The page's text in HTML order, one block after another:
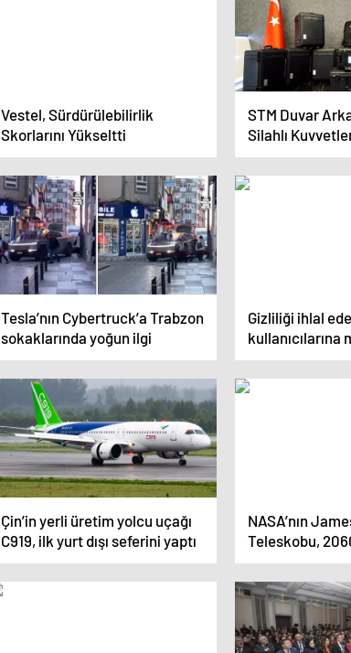
Vestel, Sürdürülebilirlik
Skorlarını Yükseltti
STM Duvar
Silahlı
Edildi
Tesla’nın Cybertruck’a Trabzon
sokaklarında yoğun ilgi
Gizliliği ihlal
kullanıcılarına
dolar ödeyecek
Çin’in yerli üretim yolcu uçağı
C919, ilk yurt dışı seferini yaptı
NASA’nın
Teleskobu,
İnceliyor